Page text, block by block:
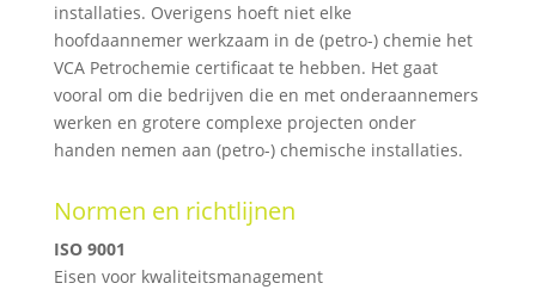
installaties. Overigens hoeft niet elke
hoofdaannemer werkzaam in de (petro-) chemie het
VCA Petrochemie certificaat te hebben. Het gaat
vooral om die bedrijven die en met onderaannemers
werken en grotere complexe projecten onder
handen nemen aan (petro-) chemische installaties.
Normen en richtlijnen
ISO 9001
Eisen voor kwaliteitsmanagement